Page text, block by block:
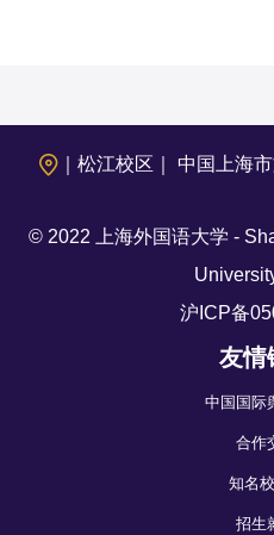
｜松江校区｜ 中国上海
© 2022 上海外国语大学 -
沪ICP备
友情
中国国际
合作
知名
招生